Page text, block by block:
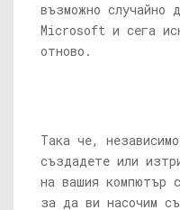
възможно случайно
Microsoft и сега
отново.
Така че,
създадете или
на вашия компютър
за да ви насочим